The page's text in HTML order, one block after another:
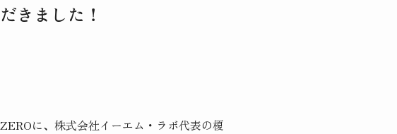
きました！
に、株式会社イーエム・ラボ代表の榎